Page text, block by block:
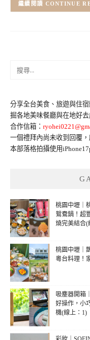
CONTINUE
字:
分享全台美食、旅遊與住
掘各地美味餐廳與在地好去
合作信箱：
一個禮拜內尚未收到回覆，
本部落格拍攝使用
桃園中壢｜
鴛鴦鍋！超
燒完美結合(
桃園中壢｜
粵台料理！
吸塵器開箱
好操作，小
機(線上：1)